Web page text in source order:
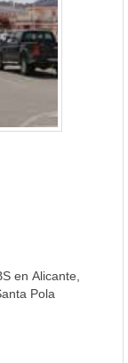
en Alicante,
Pola